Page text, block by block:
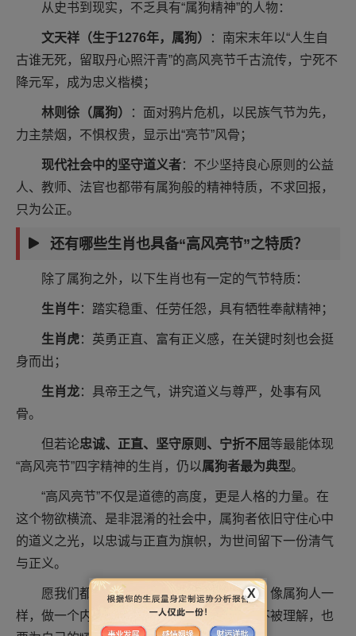
从史书到现实，不乏具有“属狗精神”的人物：
文天祥（生于1276年，属狗）
：南宋末年以“人生自
古谁无死，留取丹心照汗青”的高风亮节千古流传，宁死不
降元军，成为忠义楷模；
林则徐（属狗）
：面对鸦片危机，以民族气节为先，
力主禁烟，不惧权贵，显示出“亮节”风骨；
现代社会中的坚守道义者：不少坚持良心原则的公益
人、教师、法官也都带有属狗般的精神特质，不求回报，
只为公正。
还有哪些生肖也具备“高风亮节”之特质？
除了属狗之外，以下生肖也有一定的气节特质：
生肖牛：踏实稳重、任劳任怨，具有牺牲奉献精神；
生肖虎：英勇正直、富有正义感，在关键时刻也会挺
身而出；
生肖龙：具帝王之气，讲究道义与尊严，处事有风
骨。
但若论忠诚、正直、坚守原则、宁折不屈等最能体现
“高风亮节”四字精神的生肖，仍以属狗者最为典型。
“高风亮节”不仅是道德的高度，更是人格的力量。在
这个物欲横流、是非混淆的社会中，属狗者依旧守住心中
的道义之光，以忠诚与正直为旗帜，为世间留下一份清气
与正义。
愿我们都能在纷扰中，守住自己的气节，像属狗人一
样，做一个内心澄明、品格高尚的人，哪怕不被理解，也
X